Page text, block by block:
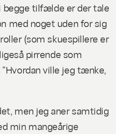
begge tilfælde er der tale
med noget uden for sig
(som skuespillere er
pirrende som
ville jeg tænke,
men jeg aner samtidig
min mangeårige